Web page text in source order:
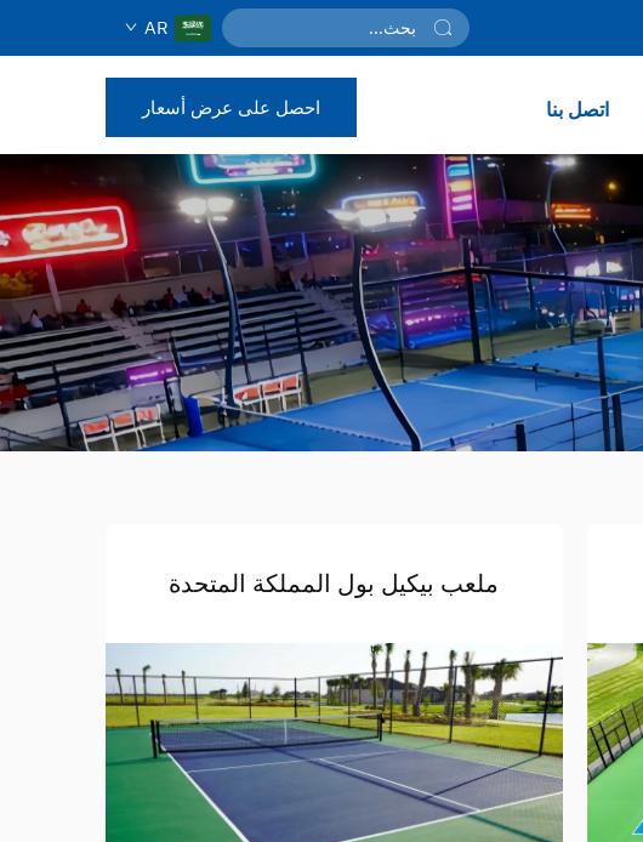
AR
اتصل بنا احصل على عرض أسعار
ملعب بيكيل بول المملكة المتحدة